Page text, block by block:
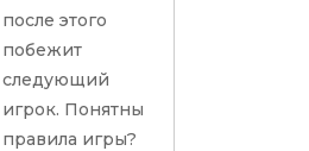
после этого
побежит
следующий
игрок. Понятны
правила игры?